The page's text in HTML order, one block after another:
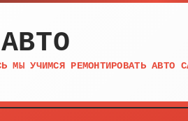
МЫ УЧИМСЯ РЕМОНТИРОВАТЬ АВТО